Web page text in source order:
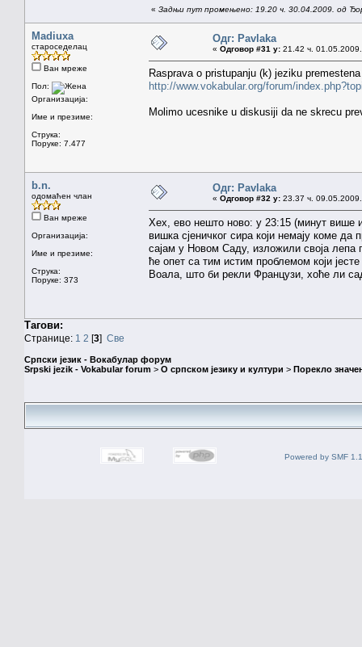
« Задњи пут промењено: 19.20 ч. 30.04.2009. од
Madiuxa
староседелац
Ван мреже
Пол:
Организација:
Име и презиме:
Струка:
Поруке: 7.477
Одг: Pavlaka
« Одговор #31 у: 21.42 ч.
Rasprava o pristupanju (k) jeziku
http://www.vokabular.org/forum/
Molimo ucesnike u diskusiji da ne skrecu
b.n.
одомаћен члан
Ван мреже
Организација:
Име и презиме:
Струка:
Поруке: 373
Одг: Pavlaka
« Одговор #32 у: 23.37 ч.
Хех, ево нешто ново: у 23:15 (минут више
вишка сјеничког сира који немају коме
сајам у Новом Саду, изложили своја
ће опет са тим истим проблемом који
Воала, што би рекли Французи, хоће ли
Тагови:
Странице: 1 2 [3] Све
Српски језик - Вокабулар форум
Srpski jezik - Vokabular forum > О српском језику и култури > Порекло
Powered by SMF